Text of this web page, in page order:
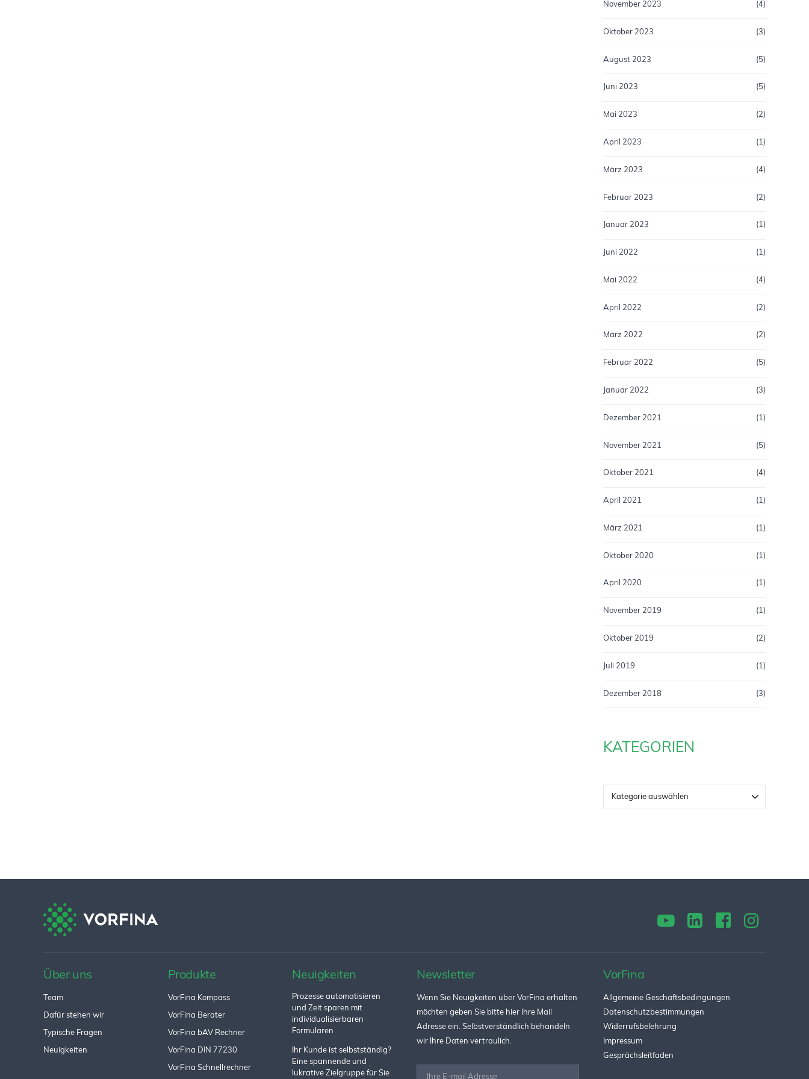
November 2023 (4)
Oktober 2023 (3)
August 2023 (5)
Juni 2023 (5)
Mai 2023 (2)
April 2023 (1)
März 2023 (4)
Februar 2023 (2)
Januar 2023 (1)
Juni 2022 (1)
Mai 2022 (4)
April 2022 (2)
März 2022 (2)
Februar 2022 (5)
Januar 2022 (3)
Dezember 2021 (1)
November 2021 (5)
Oktober 2021 (4)
April 2021 (1)
März 2021 (1)
Oktober 2020 (1)
April 2020 (1)
November 2019 (1)
Oktober 2019 (2)
Juli 2019 (1)
Dezember 2018 (3)
KATEGORIEN
Kategorie auswählen
Über uns
Team
Dafür stehen wir
Typische Fragen
Neuigkeiten
Produkte
VorFina Kompass
VorFina Berater
VorFina bAV Rechner
VorFina DIN 77230
VorFina Schnellrechner
Neuigkeiten
Prozesse automatisieren
und Zeit sparen mit
individualisierbaren
Formularen
Ihr Kunde ist selbstständig?
Eine spannende und
lukrative Zielgruppe für Sie
Newsletter
Wenn Sie Neuigkeiten über VorFina erhalten
möchten geben Sie bitte hier Ihre Mail
Adresse ein. Selbstverständlich behandeln
wir Ihre Daten vertraulich.
VorFina
Allgemeine Geschäftsbedingungen
Datenschutzbestimmungen
Widerrufsbelehrung
Impressum
Gesprächsleitfaden